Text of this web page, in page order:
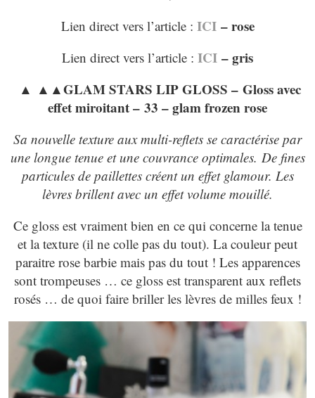
Lien direct vers l’article : ICI– rose
Lien direct vers l’article : ICI – gris
▲ ▲▲GLAM STARS LIP GLOSS – Gloss avec
effet miroitant – 33 – glam frozen rose
Sa nouvelle texture aux multi-reflets se caractérise par
une longue tenue et une couvrance optimales. De fines
particules de paillettes créent un effet glamour. Les
lèvres brillent avec un effet volume mouillé.
Ce gloss est vraiment bien en ce qui concerne la tenue
et la texture (il ne colle pas du tout). La couleur peut
paraitre rose barbie mais pas du tout ! Les apparences
sont trompeuses … ce gloss est transparent aux reflets
rosés … de quoi faire briller les lèvres de milles feux !